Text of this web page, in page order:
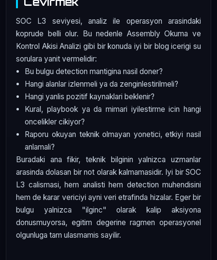
SOC L3 seviyesi, analiz ile operasyon arasindaki
koprude belli olur. Bu nedenle Assembly Okuma ve
Kontrol Akisi Analizi gibi bir konuda iyi bir blog icerigi su
sorulara yanit vermelidir:
Bu bulgu detection mantigina nasil doner?
Hangi alanlar izlenmeli ya da zenginlestirilmeli?
Hangi yanlis pozitif kaynaklari beklenir?
Kural, playbook ya da mimari iyilestirme icin hangi
oncelikler cikiyor?
Raporu okuyan teknik olmayan yonetici, etkiyi nasil
anlamali?
Buradaki ana fikir, teknik bilginin yalnizca uzmanlar
arasinda dolasan bir not olarak kalmamasidir. Iyi bir SOC
L3 calismasi, hem analisti hem detection muhendisini
hem de karar vericiyi ayni veri etrafinda hizalar. Eger bir
bulgu yalnizca "ilginc" olarak kalip aksiyona
donusmuyorsa, egitim degerine ragmen operasyonel
olgunluga tam ulasmamis sayilir.